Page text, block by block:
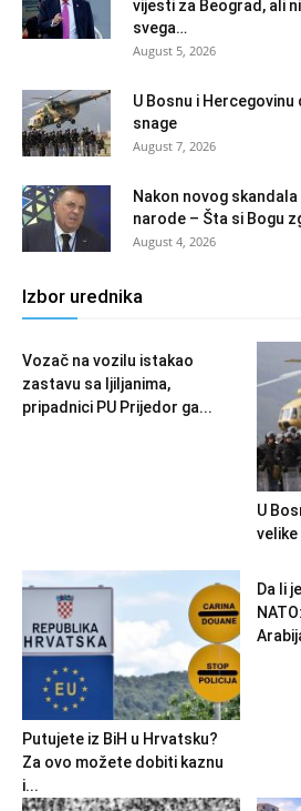
vijesti za Beograd, ali
svega…
August 5, 2026
U Bosnu i
snage
August 7, 2026
Nakon novog
narode – Šta si Bogu
August 4, 2026
Izbor urednika
Vozač na vozilu istakao
zastavu sa ljiljanima,
pripadnici PU Prijedor ga...
U
velike
Putujete iz BiH u Hrvatsku?
Za ovo možete dobiti kaznu
i...
Da li